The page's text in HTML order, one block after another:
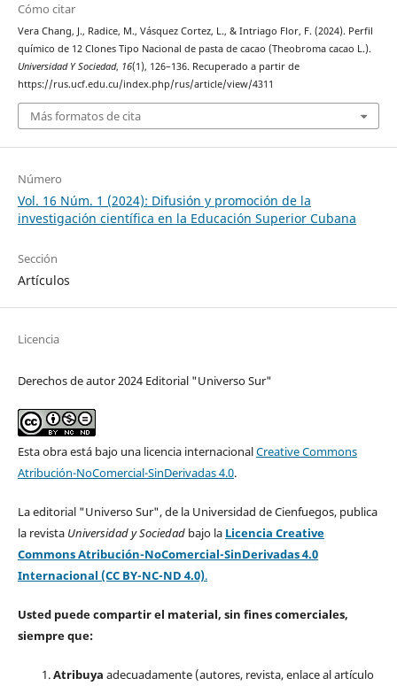
Cómo citar
Vera Chang, J., Radice, M., Vásquez Cortez, L., & Intriago Flor, F. (2024). Perfil
químico de 12 Clones Tipo Nacional de pasta de cacao (Theobroma cacao L.).
Universidad Y Sociedad, 16(1), 126–136. Recuperado a partir de
https://rus.ucf.edu.cu/index.php/rus/article/view/4311
Más formatos de cita
Número
Vol. 16 Núm. 1 (2024): Difusión y promoción de la
investigación científica en la Educación Superior Cubana
Sección
Artículos
Licencia
Derechos de autor 2024 Editorial "Universo Sur"
Esta obra está bajo una licencia internacionalCreative Commons
Atribución-NoComercial-SinDerivadas 4.0.
La editorial "Universo Sur", de la Universidad de Cienfuegos, publica
la revista Universidad y Sociedad bajo la Licencia Creative
Commons Atribución-NoComercial-SinDerivadas 4.0
Internacional (CC BY-NC-ND 4.0).
Usted puede compartir el material, sin fines comerciales,
siempre que:
Atribuya adecuadamente (autores, revista, enlace al artículo